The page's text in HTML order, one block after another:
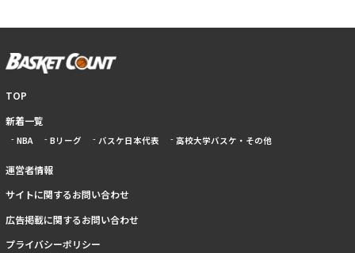
TOP
新着一覧
NBA Bリーグ バスケ日本代表 高校大学バスケ・その他
運営者情報
サイトに関するお問い合わせ
広告掲載に関するお問い合わせ
プライバシーポリシー